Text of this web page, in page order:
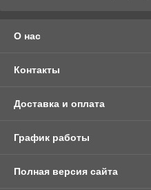
О нас
Контакты
Доставка и оплата
График работы
Полная версия сайта